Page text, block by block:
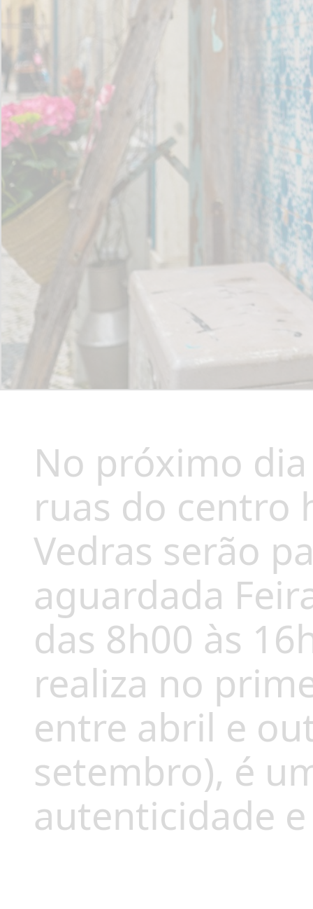
No próximo
ruas do centro
Vedras serão
aguardada
das 8h00 às
realiza no
entre abril e
setembro), é
autenticidade